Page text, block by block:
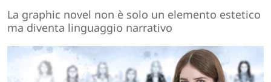
La graphic novel non è solo un elemento estetico
ma diventa linguaggio narrativo